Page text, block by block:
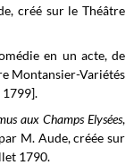
créé sur le Théâtre
en un acte, de
Montansier-Variétés
aux Champs Elysées,
M. Aude, créée sur
1790.